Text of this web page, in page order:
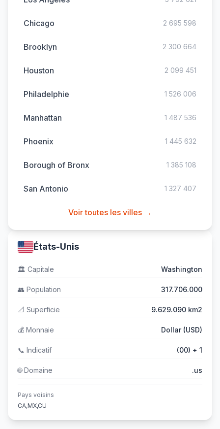
Chicago 2 695 598
Brooklyn 2 300 664
Houston 2 099 451
Philadelphie 1 526 006
Manhattan 1 487 536
Phoenix 1 445 632
Borough of Bronx 1 385 108
San Antonio 1 327 407
Voir toutes les villes →
États-Unis
🏛️ Capitale Washington
👥 Population 317.706.000
📐 Superficie 9.629.090 km2
💰 Monnaie Dollar (USD)
📞 Indicatif (00) + 1
🌐Domaine .us
Pays voisins
CA,MX,CU